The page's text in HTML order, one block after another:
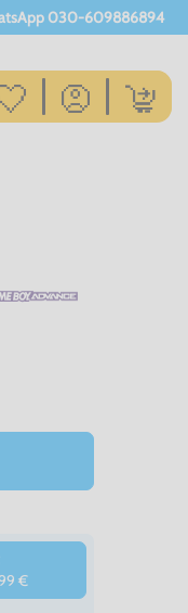
030-609886894
€